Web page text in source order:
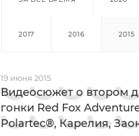
2017 2016 2015
19 июня 2015
Видеосюжет о втором
гонки Red Fox
Polartec®, Карелия,